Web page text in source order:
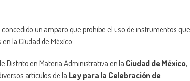
un amparo que prohíbe el uso de instrumentos que
la Ciudad de México.
Distrito en Materia Administrativa en la Ciudad de México,
artículos de la Ley para la Celebración de